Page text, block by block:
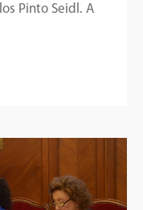
Pinto Seidl. A